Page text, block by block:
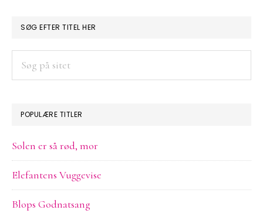
PRIMÆR
SIDEBAR
SØG EFTER TITEL HER
POPULÆRE TITLER
Solen er så rød, mor
Elefantens Vuggevise
Blops Godnatsang